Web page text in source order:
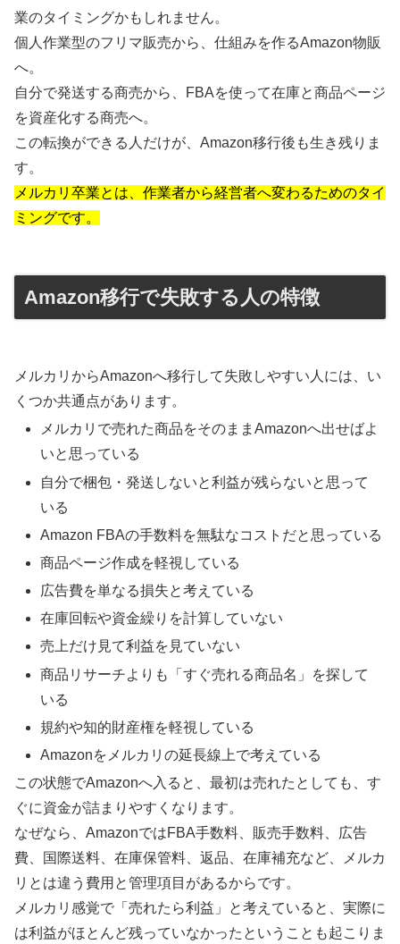
業のタイミングかもしれません。
個人作業型のフリマ販売から、仕組みを作るAmazon物販
へ。
自分で発送する商売から、FBAを使って在庫と商品ページ
を資産化する商売へ。
この転換ができる人だけが、Amazon移行後も生き残りま
す。
メルカリ卒業とは、作業者から経営者へ変わるためのタイ
ミングです。
Amazon移行で失敗する人の特徴
メルカリからAmazonへ移行して失敗しやすい人には、い
くつか共通点があります。
メルカリで売れた商品をそのままAmazonへ出せばよ
いと思っている
自分で梱包・発送しないと利益が残らないと思って
いる
Amazon FBAの手数料を無駄なコストだと思っている
商品ページ作成を軽視している
広告費を単なる損失と考えている
在庫回転や資金繰りを計算していない
売上だけ見て利益を見ていない
商品リサーチよりも「すぐ売れる商品名」を探して
いる
規約や知的財産権を軽視している
Amazonをメルカリの延長線上で考えている
この状態でAmazonへ入ると、最初は売れたとしても、す
ぐに資金が詰まりやすくなります。
なぜなら、AmazonではFBA手数料、販売手数料、広告
費、国際送料、在庫保管料、返品、在庫補充など、メルカ
リとは違う費用と管理項目があるからです。
メルカリ感覚で「売れたら利益」と考えていると、実際に
は利益がほとんど残っていなかったということも起こりま